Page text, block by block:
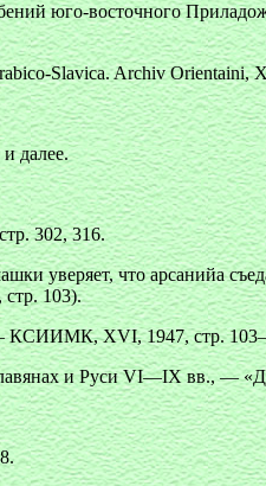
юго-восточного
Slavica. Archiv Orientaini,
далее.
302, 316.
уверяет, что арсанийа
103).
XVI, 1947, стр.
и Руси VI—IX вв., —